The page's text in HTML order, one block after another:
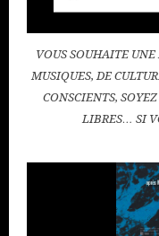
VOUS SOUHAITE
MUSIQUES, DE
CONSCIENTS,
LIBRES… SI